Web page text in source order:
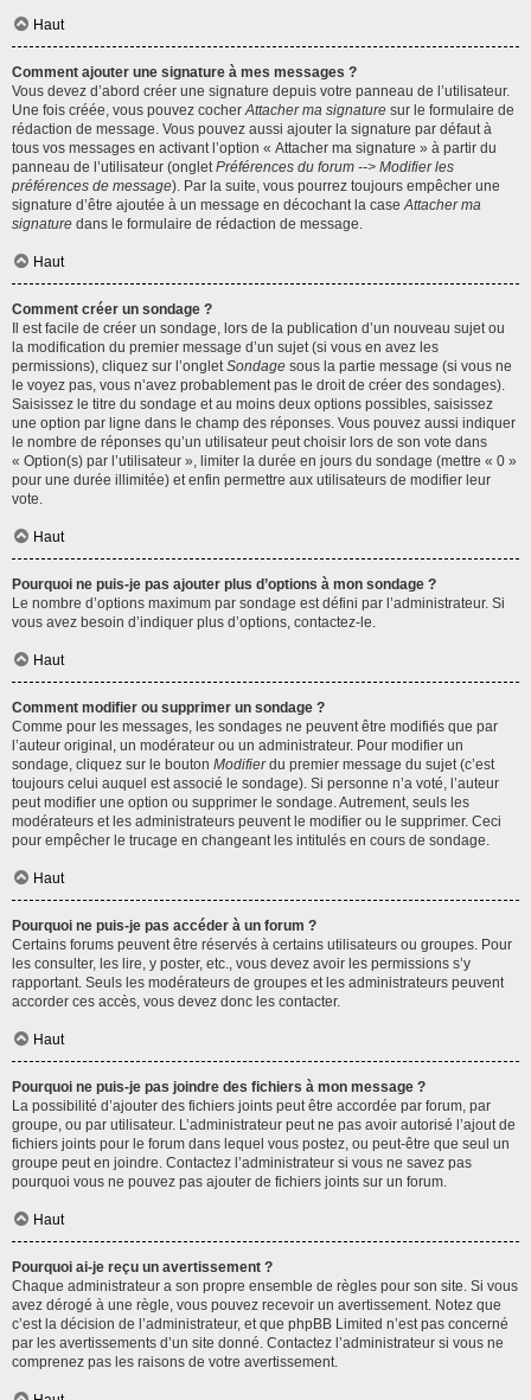
Haut
Comment ajouter une signature à mes messages ?
Vous devez d’abord créer une signature depuis votre panneau de l’utilisateur.
Une fois créée, vous pouvez cocherAttacher ma signature sur le formulaire de
rédaction de message. Vous pouvez aussi ajouter la signature par défaut à
tous vos messages en activant l’option « Attacher ma signature » à partir du
panneau de l’utilisateur (ongletPréférences du forum --> Modifier les
préférences de message). Par la suite, vous pourrez toujours empêcher une
signature d’être ajoutée à un message en décochant la caseAttacher ma
signature dans le formulaire de rédaction de message.
Haut
Comment créer un sondage ?
Il est facile de créer un sondage, lors de la publication d’un nouveau sujet ou
la modification du premier message d’un sujet (si vous en avez les
permissions), cliquez sur l’ongletSondage sous la partie message (si vous ne
le voyez pas, vous n’avez probablement pas le droit de créer des sondages).
Saisissez le titre du sondage et au moins deux options possibles, saisissez
une option par ligne dans le champ des réponses. Vous pouvez aussi indiquer
le nombre de réponses qu’un utilisateur peut choisir lors de son vote dans
« Option(s) par l’utilisateur », limiter la durée en jours du sondage (mettre « 0 »
pour une durée illimitée) et enfin permettre aux utilisateurs de modifier leur
vote.
Haut
Pourquoi ne puis-je pas ajouter plus d’options à mon sondage ?
Le nombre d’options maximum par sondage est défini par l’administrateur. Si
vous avez besoin d’indiquer plus d’options, contactez-le.
Haut
Comment modifier ou supprimer un sondage ?
Comme pour les messages, les sondages ne peuvent être modifiés que par
l’auteur original, un modérateur ou un administrateur. Pour modifier un
sondage, cliquez sur le bouton Modifierdu premier message du sujet (c’est
toujours celui auquel est associé le sondage). Si personne n’a voté, l’auteur
peut modifier une option ou supprimer le sondage. Autrement, seuls les
modérateurs et les administrateurs peuvent le modifier ou le supprimer. Ceci
pour empêcher le trucage en changeant les intitulés en cours de sondage.
Haut
Pourquoi ne puis-je pas accéder à un forum ?
Certains forums peuvent être réservés à certains utilisateurs ou groupes. Pour
les consulter, les lire, y poster, etc., vous devez avoir les permissions s’y
rapportant. Seuls les modérateurs de groupes et les administrateurs peuvent
accorder ces accès, vous devez donc les contacter.
Haut
Pourquoi ne puis-je pas joindre des fichiers à mon message ?
La possibilité d’ajouter des fichiers joints peut être accordée par forum, par
groupe, ou par utilisateur. L’administrateur peut ne pas avoir autorisé l’ajout de
fichiers joints pour le forum dans lequel vous postez, ou peut-être que seul un
groupe peut en joindre. Contactez l’administrateur si vous ne savez pas
pourquoi vous ne pouvez pas ajouter de fichiers joints sur un forum.
Haut
Pourquoi ai-je reçu un avertissement ?
Chaque administrateur a son propre ensemble de règles pour son site. Si vous
avez dérogé à une règle, vous pouvez recevoir un avertissement. Notez que
c’est la décision de l’administrateur, et que phpBB Limited n’est pas concerné
par les avertissements d’un site donné. Contactez l’administrateur si vous ne
comprenez pas les raisons de votre avertissement.